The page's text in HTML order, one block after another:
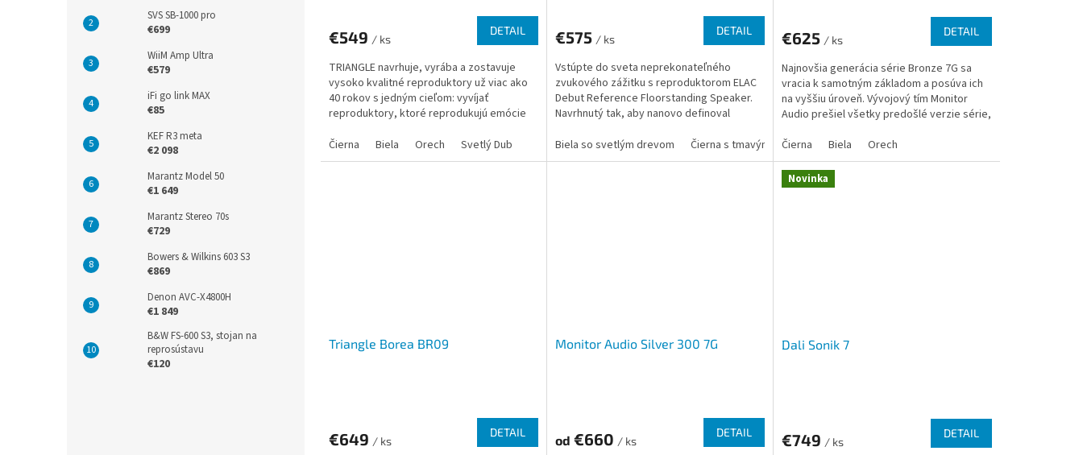
SVS SB-1000 pro
€699
WiiM Amp Ultra
€579
iFi go link MAX
€85
KEF R3 meta
€2 098
Marantz Model 50
€1 649
Marantz Stereo 70s
€729
Bowers & Wilkins 603 S3
€869
Denon AVC-X4800H
€1 849
B&W FS-600 S3, stojan na
reprosústavu
€120
€549 / ks
DETAIL
TRIANGLE navrhuje, vyrába a zostavuje
vysoko kvalitné reproduktory už viac ako
40 rokov s jedným cieľom: vyvíjať
reproduktory, ktoré reprodukujú emócie
Čierna
Biela Orech Svetlý Dub
€575 / ks
DETAIL
Vstúpte do sveta neprekonateľného
zvukového zážitku s reproduktorom ELAC
Debut Reference Floorstanding Speaker.
Navrhnutý tak, aby nanovo definoval
Biela so svetlým drevom
Čierna s tmavým drevom
€625 / ks
DETAIL
Najnovšia generácia série Bronze 7G sa
vracia k samotným základom a posúva ich
na vyššiu úroveň. Vývojový tím Monitor
Audio prešiel všetky predošlé verzie série,
Čierna
Biela Orech
Triangle Borea BR09
€649 / ks
DETAIL
Monitor Audio Silver 300 7G
od €660 / ks
DETAIL
Novinka
Dali Sonik 7
€749 / ks
DETAIL